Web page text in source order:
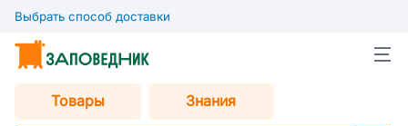
Выбрать способ доставки
Товары Знания